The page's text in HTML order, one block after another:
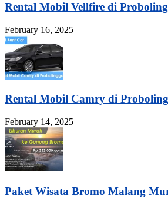
Rental Mobil Vellfire di
February 16, 2025
Rental Mobil Camry di
February 14, 2025
Paket Wisata Bromo Malang